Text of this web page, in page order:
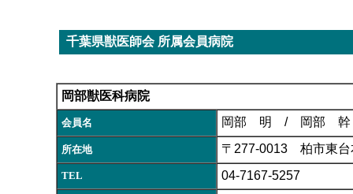
千葉県獣医師会 所属会員病院
岡部獣医科病院
会員名 岡部 明 / 岡部 幹
所在地 〒277-0013 柏市東台
TEL 04-7167-5257